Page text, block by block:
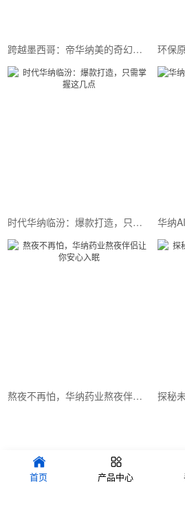
跨越墨西哥：帝华纳美的奇幻之旅
时代华纳临汾：爆款打造，只需掌握这几点
熬夜不再怕，华纳药业熬夜伴侣让你安心入眠
Copyright © 2022 品牌创新设计有限
首页 产品中心